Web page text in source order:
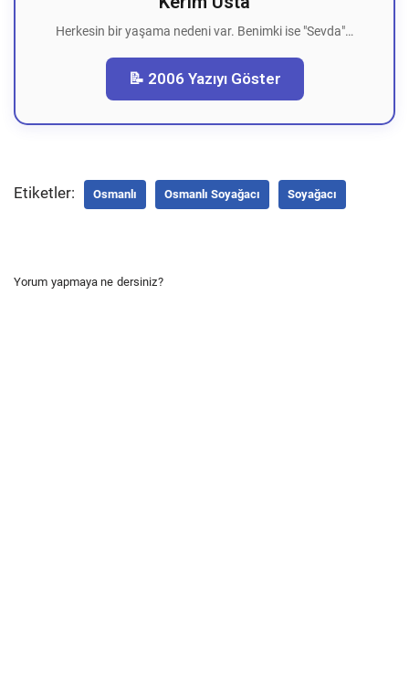
Herkesin bir yaşama nedeni var. Benimki ise "Sevda"…
📝 2006 Yazıyı Göster
Etiketler: Osmanlı Osmanlı Soyağacı Soyağacı
Yorum yapmaya ne dersiniz?